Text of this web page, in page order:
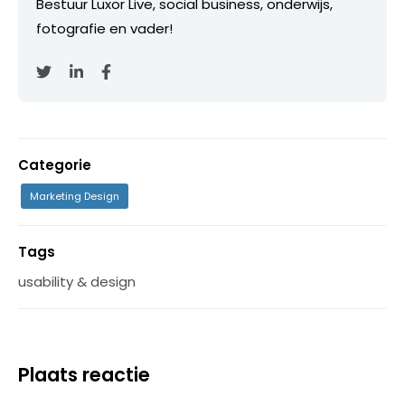
fotografie en vader!
Categorie
Marketing Design
Tags
usability & design
Plaats reactie